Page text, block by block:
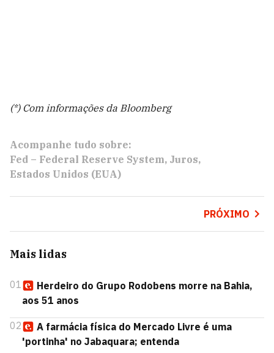
(*) Com informações da Bloomberg
Acompanhe tudo sobre:
Fed – Federal Reserve System Juros
Estados Unidos (EUA)
PRÓXIMO
Mais lidas
01
Herdeiro do Grupo Rodobens morre na Bahia,
aos 51 anos
02
A farmácia física do Mercado Livre é uma
'portinha' no Jabaquara; entenda